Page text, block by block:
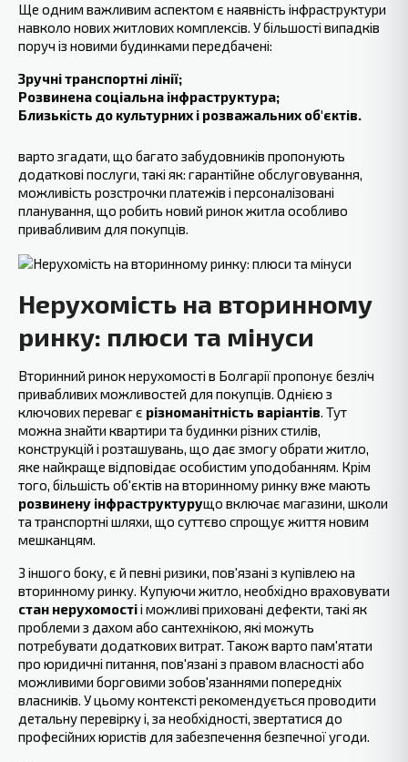
Ще одним важливим ‍аспектом ‍є наявність інфраструктури
навколо нових житлових комплексів. У більшості випадків
поруч із новими будинками передбачені:
Зручні транспортні лінії;
Розвинена соціальна інфраструктура;
Близькість до культурних і розважальних об'єктів.
варто згадати, що багато забудовників пропонують
додаткові послуги, такі як: гарантійне обслуговування,
можливість розстрочки платежів і персоналізовані
планування, що робить новий ринок житла особливо
привабливим для покупців.
Нерухомість на вторинному
ринку: плюси та мінуси
Вторинний ‍ринок нерухомості в Болгарії пропонує безліч
привабливих можливостей для покупців. Однією з
ключових переваг є різноманітність варіантів. Тут
можна знайти квартири та будинки різних стилів,
конструкцій і розташувань, що дає змогу обрати житло,
яке найкраще відповідає особистим уподобанням. Крім
того, більшість об'єктів на вторинному ринку вже мають
розвинену інфраструктурущо включає магазини, школи
та транспортні шляхи, що суттєво спрощує життя новим
мешканцям.
З іншого боку, є й певні ризики, пов'язані з купівлею на
вторинному ринку. Купуючи житло, необхідно враховувати
стан нерухомостіі можливі приховані дефекти, такі як
проблеми з дахом або сантехнікою, які можуть
потребувати додаткових витрат. Також варто пам'ятати
про юридичні питання, пов'язані з правом власності або
можливими борговими зобов'язаннями попередніх
власників. У цьому контексті рекомендується проводити
детальну перевірку і, за необхідності, звертатися до
професійних юристів для забезпечення безпечної угоди.